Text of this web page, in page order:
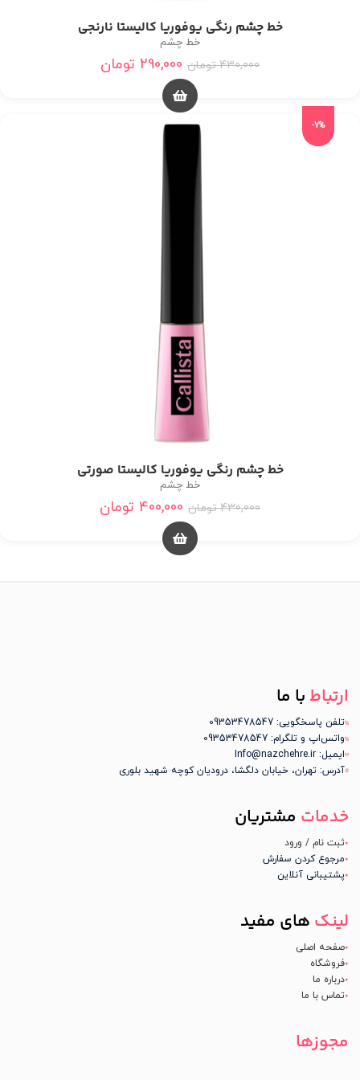
خط چشم رنگی یوفوریا کالیستا نارنجی
خط چشم
430,000 تومان 290,000 تومان
-7%
خط چشم رنگی یوفوریا کالیستا صورتی
خط چشم
430,000 تومان 400,000 تومان
ارتباط با ما
تلفن پاسخگویی: 09353478547
واتس‌اپ و تلگرام: 09353478547
ایمیل: Info@nazchehre.ir
آدرس: تهران، خیابان دلگشا، درودیان کوچه شهید بلوری
خدمات مشتریان
ثبت نام / ورود
مرجوع کردن سفارش
پشتیبانی آنلاین
لینک های مفید
صفحه اصلی
فروشگاه
درباره ما
تماس با ما
مجوزها